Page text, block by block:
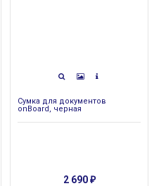
Сумка для документов
onBoard, черная
2 690 ₽